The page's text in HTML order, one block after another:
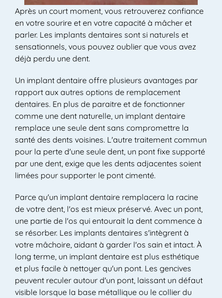
Après un court moment, vous retrouverez confiance
en votre sourire et en votre capacité à mâcher et
parler. Les implants dentaires sont si naturels et
sensationnels, vous pouvez oublier que vous avez
déjà perdu une dent.
Un implant dentaire offre plusieurs avantages par
rapport aux autres options de remplacement
dentaires. En plus de paraitre et de fonctionner
comme une dent naturelle, un implant dentaire
remplace une seule dent sans compromettre la
santé des dents voisines. L'autre traitement commun
pour la perte d'une seule dent, un pont fixe supporté
par une dent, exige que les dents adjacentes soient
limées pour supporter le pont cimenté.
Parce qu'un implant dentaire remplacera la racine
de votre dent, l'os est mieux préservé. Avec un pont,
une partie de l'os qui entourait la dent commence à
se résorber. Les implants dentaires s'intègrent à
votre mâchoire, aidant à garder l'os sain et intact. À
long terme, un implant dentaire est plus esthétique
et plus facile à nettoyer qu'un pont. Les gencives
peuvent reculer autour d'un pont, laissant un défaut
visible lorsque la base métallique ou le collier du